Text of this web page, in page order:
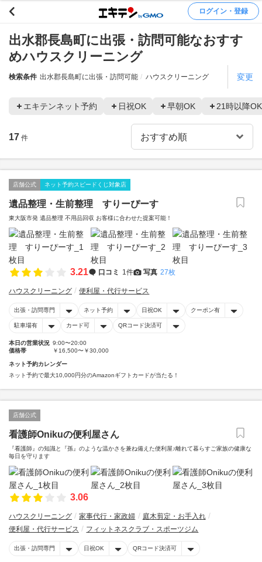
ログイン・登録
出水郡長島町に出張・訪問可能なおすす
めハウスクリーニング
検索条件 出水郡長島町に出張・訪問可能 ハウスクリーニング 変更
エキテンネット予約 日祝OK 早朝OK 21時以降OK
17 件
店舗公式 ネット予約スピードくじ対象店
遺品整理・生前整理 すりーぴーす
東大阪市発 遺品整理 不用品回収 お客様に合わせた提案可能！
3.21 口コミ 1件 写真 27枚
ハウスクリーニング 便利屋・代行サービス
出張・訪問専門 ネット予約 日祝OK クーポン有
駐車場有 カード可 QRコード決済可
本日の営業状況 9:00〜20:00
価格帯
￥16,500〜￥30,000
ネット予約カレンダー
ネット予約で最大10,000円分のAmazonギフトカードが当たる！
店舗公式
看護師Onikuの便利屋さん
『看護師』の知識と『孫』のような温かさを兼ね備えた便利屋♪離れて暮らすご家族の健康な
毎日を守ります
3.06
ハウスクリーニング 家事代行・家政婦
庭木剪定・お手入れ
便利屋・代行サービス
フィットネスクラブ・スポーツジム
出張・訪問専門 日祝OK QRコード決済可